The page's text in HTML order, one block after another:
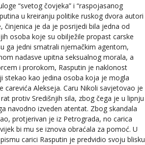
“svetog čovjeka” i “raspojasanog
u kreiranju politike ruskog dvora autori
činjenica je da je posrijedi bila jedna od
osoba koje su obilježile propast carske
ga jedni smatrali njemačkim agentom,
nadasve upitna seksualnog morala, a
i prorokom, Rasputin je naklonost
stekao kao jedina osoba koja je mogla
carevića Alekseja. Caru Nikoli savjetovao je
protiv Središnjih sila, zbog čega je u lipnju
navodno izveden atentat. Zbog skandala
protjerivan je iz Petrograda, no carica
bi mu se iznova obraćala za pomoć. U
carici Rasputin je predvidio svoju blisku